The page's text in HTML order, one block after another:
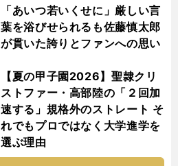
「あいつ若いくせに」厳しい言
葉を浴びせられるも佐藤慎太郎
が貫いた誇りとファンへの思い
【夏の甲子園2026】聖隷クリ
ストファー・高部陸の「２回加
速する」規格外のストレート そ
れでもプロではなく大学進学を
選ぶ理由